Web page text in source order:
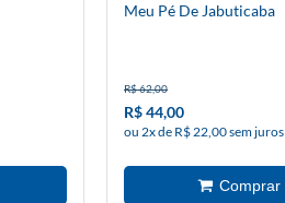
Meu Pé De Jabuticaba
R$ 62,00
R$ 44,00
ou 2x de R$ 22,00 sem juros